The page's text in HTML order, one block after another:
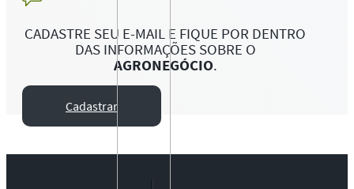
CADASTRE SEU E-MAIL E FIQUE POR DENTRO
DAS INFORMAÇÕES SOBRE O
AGRONEGÓCIO.
Cadastrar